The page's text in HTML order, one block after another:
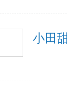
小田